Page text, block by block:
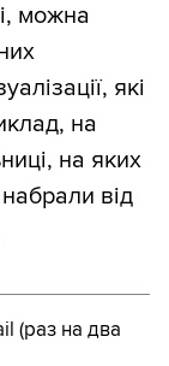
можна
які
на
на яких
від
(раз на два